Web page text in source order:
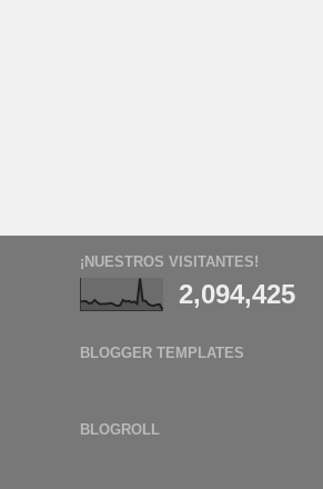
¡NUESTROS VISITANTES!
2,094,425
BLOGGER TEMPLATES
BLOGROLL